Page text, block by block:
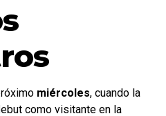
miércoles, cuando la
como visitante en la